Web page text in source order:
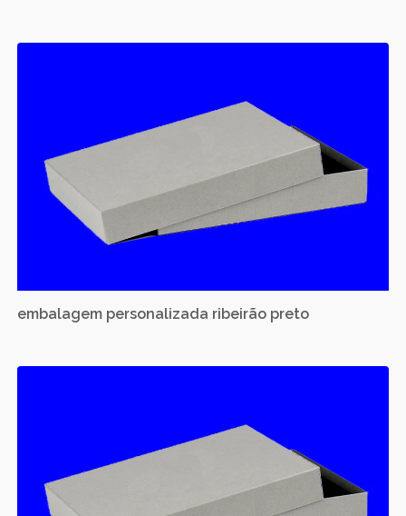
embalagem personalizada ribeirão preto